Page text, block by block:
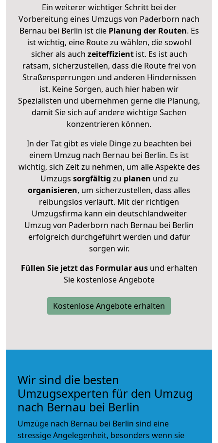
Ein weiterer wichtiger Schritt bei der
Vorbereitung eines Umzugs von Paderborn nach
Bernau bei Berlin ist diePlanung der Routen. Es
ist wichtig, eine Route zu wählen, die sowohl
sicher als auch zeiteffizientist. Es ist auch
ratsam, sicherzustellen, dass die Route frei von
Straßensperrungen und anderen Hindernissen
ist. Keine Sorgen, auch hier haben wir
Spezialisten und übernehmen gerne die Planung,
damit Sie sich auf andere wichtige Sachen
konzentrieren können.
In der Tat gibt es viele Dinge zu beachten bei
einem Umzug nach Bernau bei Berlin. Es ist
wichtig, sich Zeit zu nehmen, um alle Aspekte des
Umzugs sorgfältig zu planen und zu
organisieren, um sicherzustellen, dass alles
reibungslos verläuft. Mit der richtigen
Umzugsfirma kann ein deutschlandweiter
Umzug von Paderborn nach Bernau bei Berlin
erfolgreich durchgeführt werden und dafür
sorgen wir.
Füllen Sie jetzt das Formular ausund erhalten
Sie kostenlose Angebote
Kostenlose Angebote erhalten
Wir sind die besten
Umzugsexperten für den Umzug
nach Bernau bei Berlin
Umzüge nach Bernau bei Berlin sind eine
stressige Angelegenheit, besonders wenn sie